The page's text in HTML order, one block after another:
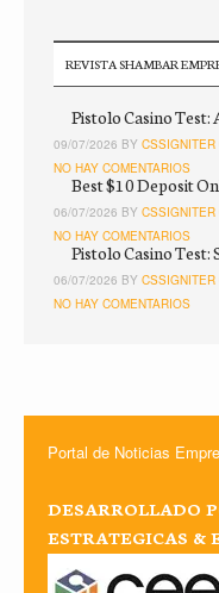
REVISTA SHAMBAR
Pistolo Casino
09/07/2026 BY
NO HAY COMENTARIOS
Best $10 Deposit
06/07/2026 BY
NO HAY COMENTARIOS
Pistolo Casino
06/07/2026 BY
NO HAY COMENTARIOS
Portal de Noticias
DESARROLLADO
ESTRATEGICAS &